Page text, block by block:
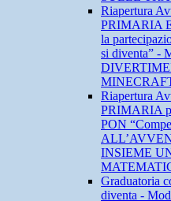
Riapertura
PRIMARIA
la
si diventa” -
Riapertura
PRIMARIA
PON
INSIEME
Graduatoria
diventa -